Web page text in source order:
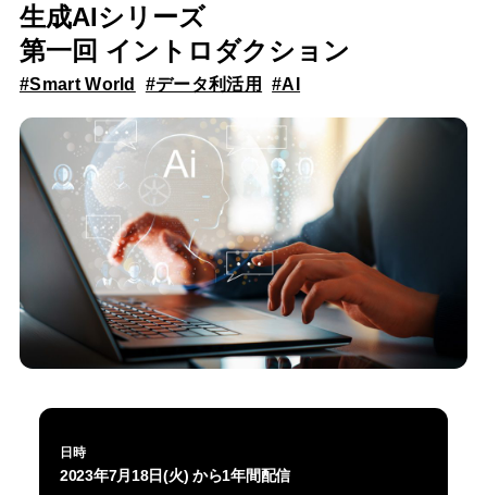
生成AIシリーズ
第一回 イントロダクション
#Smart World #データ利活用 #AI
日時
2023年7月18日(火) から1年間配信